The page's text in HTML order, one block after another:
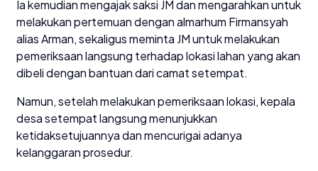
Ia kemudian mengajak saksi JM dan mengarahkan untuk
melakukan pertemuan dengan almarhum Firmansyah
alias Arman, sekaligus meminta JM untuk melakukan
pemeriksaan langsung terhadap lokasi lahan yang akan
dibeli dengan bantuan dari camat setempat.
Namun, setelah melakukan pemeriksaan lokasi, kepala
desa setempat langsung menunjukkan
ketidaksetujuannya dan mencurigai adanya
kelanggaran prosedur.